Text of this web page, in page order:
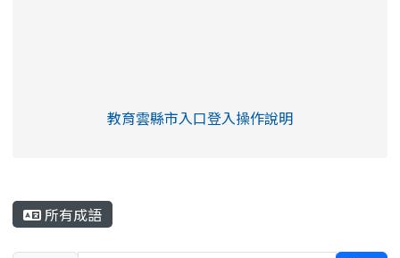
link to https://eliteracy.edu.tw/Shorts/
教育雲縣市入口登入操作說明
所有成語